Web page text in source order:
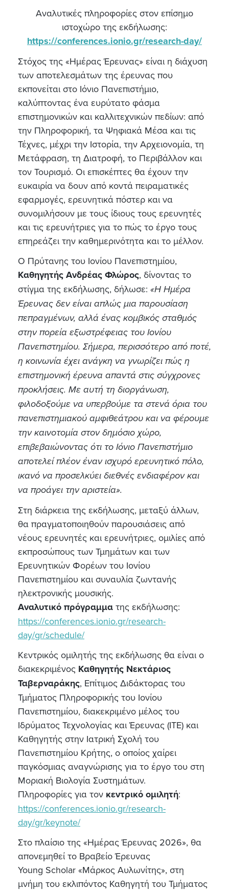
Αναλυτικές πληροφορίες στον επίσημο
ιστοχώρο της εκδήλωσης:
https://conferences.ionio.gr/research-day/
Στόχος της «Ημέρας Έρευνας» είναι η διάχυση
των αποτελεσμάτων της έρευνας που
εκπονείται στο Ιόνιο Πανεπιστήμιο,
καλύπτοντας ένα ευρύτατο φάσμα
επιστημονικών και καλλιτεχνικών πεδίων: από
την Πληροφορική, τα Ψηφιακά Μέσα και τις
Τέχνες, μέχρι την Ιστορία, την Αρχειονομία, τη
Μετάφραση, τη Διατροφή, το Περιβάλλον και
τον Τουρισμό. Οι επισκέπτες θα έχουν την
ευκαιρία να δουν από κοντά πειραματικές
εφαρμογές, ερευνητικά πόστερ και να
συνομιλήσουν με τους ίδιους τους ερευνητές
και τις ερευνήτριες για το πώς το έργο τους
επηρεάζει την καθημερινότητα και το μέλλον.
Ο Πρύτανης του Ιονίου Πανεπιστημίου,
Καθηγητής Ανδρέας Φλώρος, δίνοντας το
στίγμα της εκδήλωσης, δήλωσε: «Η Ημέρα
Έρευνας δεν είναι απλώς μια παρουσίαση
πεπραγμένων, αλλά ένας κομβικός σταθμός
στην πορεία εξωστρέφειας του Ιονίου
Πανεπιστημίου. Σήμερα, περισσότερο από ποτέ,
η κοινωνία έχει ανάγκη να γνωρίζει πώς η
επιστημονική έρευνα απαντά στις σύγχρονες
προκλήσεις. Με αυτή τη διοργάνωση,
φιλοδοξούμε να υπερβούμε τα στενά όρια του
πανεπιστημιακού αμφιθεάτρου και να φέρουμε
την καινοτομία στον δημόσιο χώρο,
επιβεβαιώνοντας ότι το Ιόνιο Πανεπιστήμιο
αποτελεί πλέον έναν ισχυρό ερευνητικό πόλο,
ικανό να προσελκύει διεθνές ενδιαφέρον και
να προάγει την αριστεία».
Στη διάρκεια της εκδήλωσης, μεταξύ άλλων,
θα πραγματοποιηθούν παρουσιάσεις από
νέους ερευνητές και ερευνήτριες, ομιλίες από
εκπροσώπους των Τμημάτων και των
Ερευνητικών Φορέων του Ιονίου
Πανεπιστημίου και συναυλία ζωντανής
ηλεκτρονικής μουσικής.
Αναλυτικό πρόγραμμα της εκδήλωσης:
https://conferences.ionio.gr/research-
day/gr/schedule/
Κεντρικός ομιλητής της εκδήλωσης θα είναι ο
διακεκριμένος Καθηγητής Νεκτάριος
Ταβερναράκης, Επίτιμος Διδάκτορας του
Τμήματος Πληροφορικής του Ιονίου
Πανεπιστημίου, διακεκριμένο μέλος του
Ιδρύματος Τεχνολογίας και Έρευνας (ΙΤΕ) και
Καθηγητής στην Ιατρική Σχολή του
Πανεπιστημίου Κρήτης, ο οποίος χαίρει
παγκόσμιας αναγνώρισης για το έργο του στη
Μοριακή Βιολογία Συστημάτων.
Πληροφορίες για τον κεντρικό ομιλητή:
https://conferences.ionio.gr/research-
day/gr/keynote/
Στο πλαίσιο της «Ημέρας Έρευνας 2026», θα
απονεμηθεί το Βραβείο Έρευνας
Young Scholar «Μάρκος Αυλωνίτης», στη
μνήμη του εκλιπόντος Καθηγητή του Τμήματος